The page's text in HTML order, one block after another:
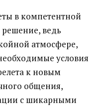
в компетентной
ведь
атмосфере,
условия
к новым
общения,
с шикарными